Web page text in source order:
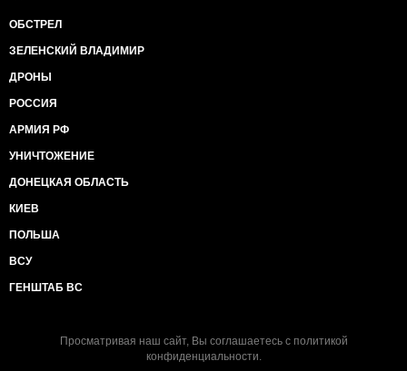
ОБСТРЕЛ
ЗЕЛЕНСКИЙ ВЛАДИМИР
ДРОНЫ
РОССИЯ
АРМИЯ РФ
УНИЧТОЖЕНИЕ
ДОНЕЦКАЯ ОБЛАСТЬ
КИЕВ
ПОЛЬША
ВСУ
ГЕНШТАБ ВС
Просматривая наш сайт, Вы соглашаетесь с политикой
конфиденциальности.